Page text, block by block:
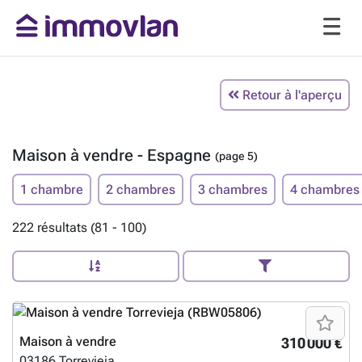
Retour à l'aperçu
Maison à vendre - Espagne (page 5)
1 chambre 2 chambres 3 chambres 4 chambres
222 résultats (81 - 100)
310 000 €
Maison à vendre